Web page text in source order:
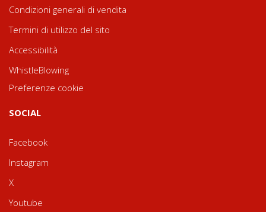
Condizioni generali di vendita
Termini di utilizzo del sito
Accessibilità
WhistleBlowing
Preferenze cookie
SOCIAL
Facebook
Instagram
X
Youtube